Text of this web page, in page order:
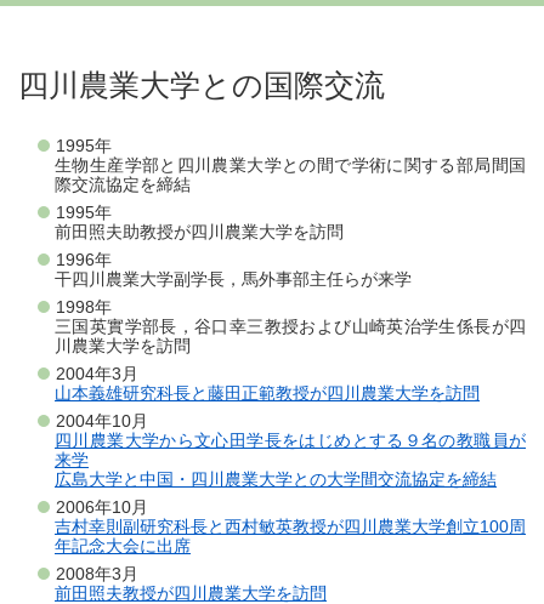
四川農業大学との国際交流
1995年
生物生産学部と四川農業大学との間で学術に関する部局間国
際交流協定を締結
1995年
前田照夫助教授が四川農業大学を訪問
1996年
干四川農業大学副学長，馬外事部主任らが来学
1998年
三国英實学部長，谷口幸三教授および山崎英治学生係長が四
川農業大学を訪問
2004年3月
山本義雄研究科長と藤田正範教授が四川農業大学を訪問
2004年10月
四川農業大学から文心田学長をはじめとする９名の教職員が
来学
広島大学と中国・四川農業大学との大学間交流協定を締結
2006年10月
吉村幸則副研究科長と西村敏英教授が四川農業大学創立100周
年記念大会に出席
2008年3月
前田照夫教授が四川農業大学を訪問